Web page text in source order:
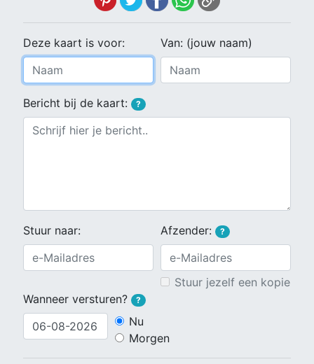
Deze kaart is voor: Van: (jouw naam)
Bericht bij de kaart: ?
Stuur naar: Afzender: ?
Stuur jezelf een kopie
Wanneer versturen?
?
Nu
Morgen